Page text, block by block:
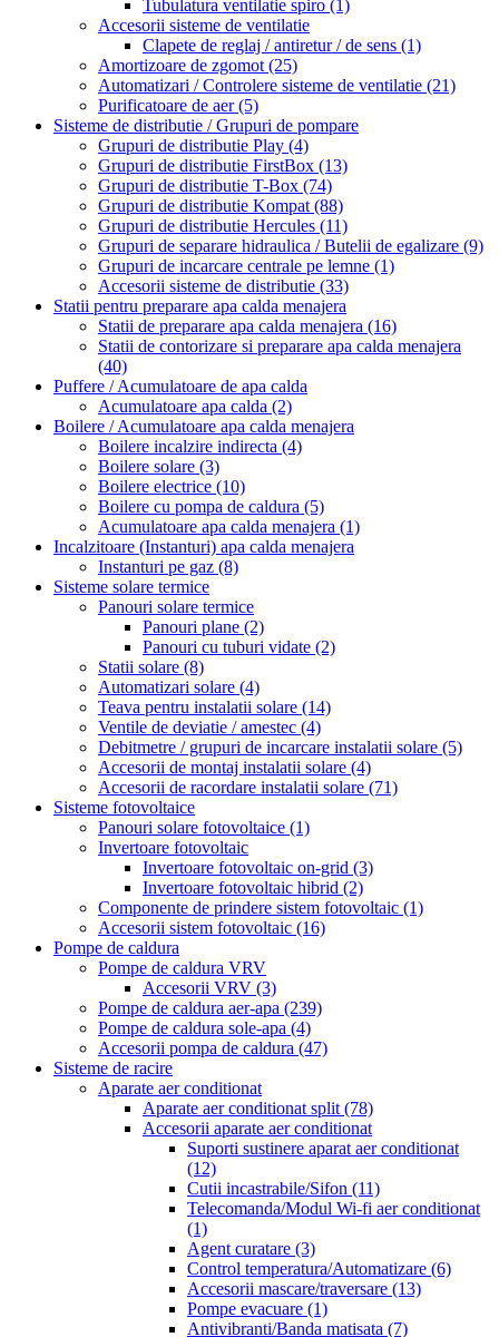
Tubulatura ventilatie spiro (1)
Accesorii sisteme de ventilatie
Clapete de reglaj / antiretur / de sens (1)
Amortizoare de zgomot (25)
Automatizari / Controlere sisteme de ventilatie (21)
Purificatoare de aer(5)
Sisteme de distributie / Grupuri de pompare
Grupuri de distributie Play (4)
Grupuri de distributie FirstBox (13)
Grupuri de distributie T-Box (74)
Grupuri de distributie Kompat (88)
Grupuri de distributie Hercules (11)
Grupuri de separare hidraulica / Butelii de egalizare (9)
Grupuri de incarcare centrale pe lemne (1)
Accesorii sisteme de distributie (33)
Statii pentru preparare apa calda menajera
Statii de preparare apa calda menajera (16)
Statii de contorizare si preparare apa calda menajera
(40)
Puffere / Acumulatoare de apa calda
Acumulatoare apa calda (2)
Boilere / Acumulatoare apa calda menajera
Boilere incalzire indirecta (4)
Boilere solare (3)
Boilere electrice (10)
Boilere cu pompa de caldura (5)
Acumulatoare apa calda menajera (1)
Incalzitoare (Instanturi) apa calda menajera
Instanturi pe gaz (8)
Sisteme solare termice
Panouri solare termice
Panouri plane (2)
Panouri cu tuburi vidate (2)
Statii solare (8)
Automatizari solare (4)
Teava pentru instalatii solare (14)
Ventile de deviatie / amestec (4)
Debitmetre / grupuri de incarcare instalatii solare (5)
Accesorii de montaj instalatii solare (4)
Accesorii de racordare instalatii solare (71)
Sisteme fotovoltaice
Panouri solare fotovoltaice (1)
Invertoare fotovoltaic
Invertoare fotovoltaic on-grid (3)
Invertoare fotovoltaic hibrid (2)
Componente de prindere sistem fotovoltaic (1)
Accesorii sistem fotovoltaic (16)
Pompe de caldura
Pompe de caldura VRV
Accesorii VRV (3)
Pompe de caldura aer-apa (239)
Pompe de caldura sole-apa (4)
Accesorii pompa de caldura (47)
Sisteme de racire
Aparate aer conditionat
Aparate aer conditionat split (78)
Accesorii aparate aer conditionat
Suporti sustinere aparat aer conditionat
(12)
Cutii incastrabile/Sifon (11)
Telecomanda/Modul Wi-fi aer conditionat
(1)
Agent curatare (3)
Control temperatura/Automatizare (6)
Accesorii mascare/traversare (13)
Pompe evacuare (1)
Antivibranti/Banda matisata (7)